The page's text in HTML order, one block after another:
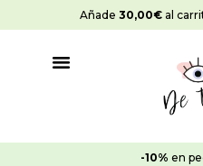
al
Añade 30,00€ al
-10% en